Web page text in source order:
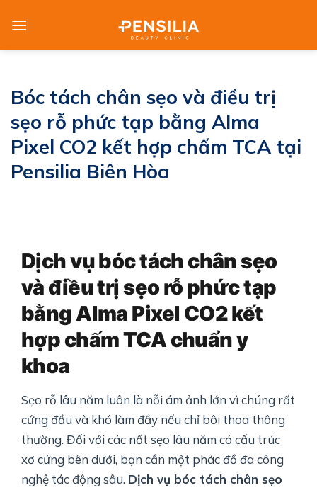
Bóc tách chân sẹo và điều trị
sẹo rỗ phức tạp bằng Alma
Pixel CO2 kết hợp chấm TCA tại
Pensilia Biên Hòa
Dịch vụ bóc tách chân sẹo
và điều trị sẹo rỗ phức tạp
bằng Alma Pixel CO2 kết
hợp chấm TCA chuẩn y
khoa
Sẹo rỗ lâu năm luôn là nỗi ám ảnh lớn vì chúng rất
cứng đầu và khó làm đầy nếu chỉ bôi thoa thông
thường. Đối với các nốt sẹo lâu năm có cấu trúc
xơ cứng bên dưới, bạn cần một phác đồ đa công
nghệ tác động sâu. Dịch vụ bóc tách chân sẹo